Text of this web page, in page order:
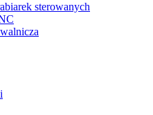
sterowanych